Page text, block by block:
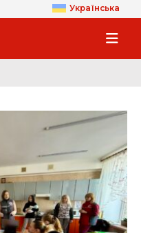
Українська